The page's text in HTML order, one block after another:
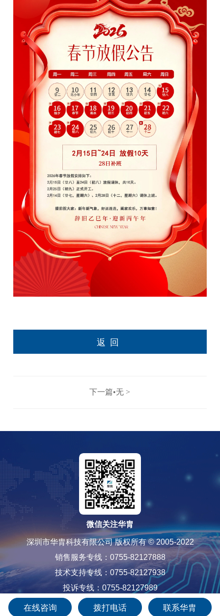
返回
下一篇•无 >
微信关注华胄
深圳市华胄科技有限公司 版权所有 © 2005-2022
销售服务专线：0755-82127888
技术支持专线：0755-82127938
投诉专线：0755-82127989
粤ICP备12085565号-1
在线咨询 拨打电话 联系华胄